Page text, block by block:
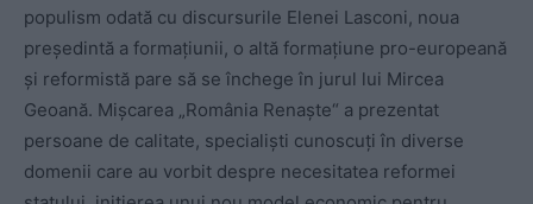
populism odată cu discursurile Elenei Lasconi, noua
președintă a formațiunii, o altă formațiune pro-europeană
și reformistă pare să se închege în jurul lui Mircea
Geoană. Mișcarea „România Renaște“ a prezentat
persoane de calitate, specialiști cunoscuți în diverse
domenii care au vorbit despre necesitatea reformei